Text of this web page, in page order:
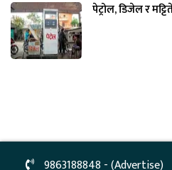
पेट्रोल, डिजेल र
9863188848 - (Advertise)